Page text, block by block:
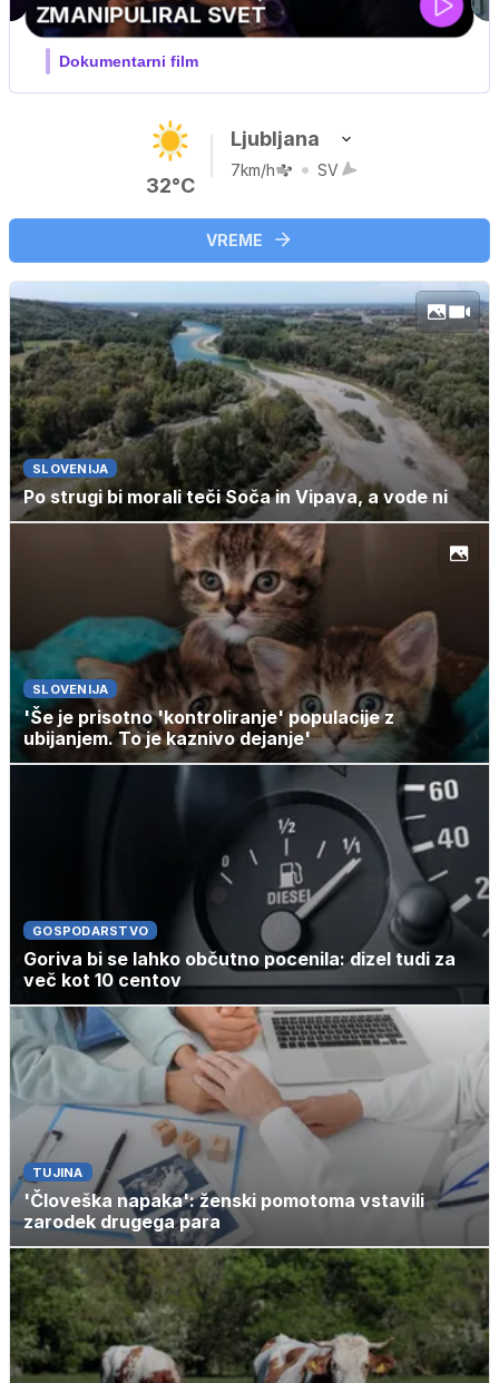
MOJ PRIJATELJ PINGVIN
Film meseca / družinski, pustolovski
32°C
Ljubljana
7km/h SV
VREME
SLOVENIJA
Po strugi bi morali teči Soča in Vipava, a vode ni
SLOVENIJA
'Še je prisotno 'kontroliranje' populacije z
ubijanjem. To je kaznivo dejanje'
GOSPODARSTVO
Goriva bi se lahko občutno pocenila: dizel tudi za
več kot 10 centov
TUJINA
'Človeška napaka': ženski pomotoma vstavili
zarodek drugega para